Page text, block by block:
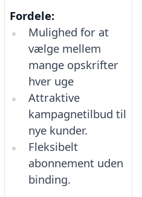
Fordele:
Mulighed for at
vælge mellem
mange opskrifter
hver uge
Attraktive
kampagnetilbud til
nye kunder.
Fleksibelt
abonnement uden
binding.